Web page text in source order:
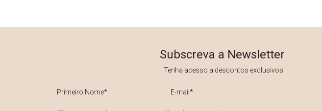
Subscreva a Newsletter
Tenha acesso a descontos exclusivos.
Nome
*
mail